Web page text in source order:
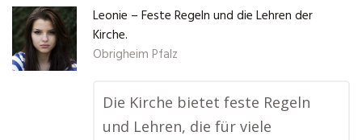
Leonie – Feste Regeln und die Lehren der
Kirche.
Obrigheim Pfalz
Die Kirche bietet feste Regeln
und Lehren, die für viele